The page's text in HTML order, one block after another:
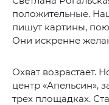
положительные.
пишут картины,
Они искренне
Охват возрастает.
центр «Апельсин»,
трех площадках.